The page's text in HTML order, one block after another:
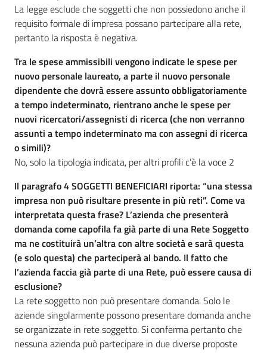
La legge esclude che soggetti che non possiedono anche il
requisito formale di impresa possano partecipare alla rete,
pertanto la risposta è negativa.
Tra le spese ammissibili vengono indicate le spese per
nuovo personale laureato, a parte il nuovo personale
dipendente che dovrà essere assunto obbligatoriamente
a tempo indeterminato, rientrano anche le spese per
nuovi ricercatori/assegnisti di ricerca (che non verranno
assunti a tempo indeterminato ma con assegni di ricerca
o simili)?
No, solo la tipologia indicata, per altri profili c’è la voce 2
Il paragrafo 4 SOGGETTI BENEFICIARI riporta: “una stessa
impresa non può risultare presente in più reti”. Come va
interpretata questa frase? L’azienda che presenterà
domanda come capofila fa già parte di una Rete Soggetto
ma ne costituirà un’altra con altre società e sarà questa
(e solo questa) che parteciperà al bando. Il fatto che
l’azienda faccia già parte di una Rete, può essere causa di
esclusione?
La rete soggetto non può presentare domanda. Solo le
aziende singolarmente possono presentare domanda anche
se organizzate in rete soggetto. Si conferma pertanto che
nessuna azienda può partecipare in due diverse proposte